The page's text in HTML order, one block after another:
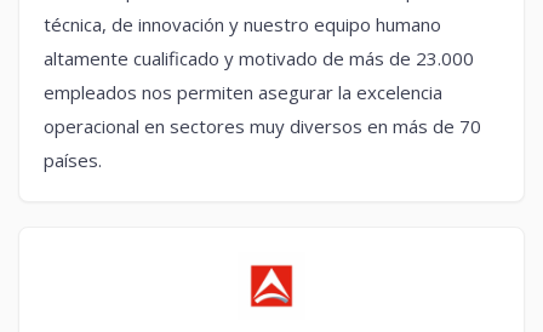
técnica, de innovación y nuestro equipo humano
altamente cualificado y motivado de más de 23.000
empleados nos permiten asegurar la excelencia
operacional en sectores muy diversos en más de 70
países.